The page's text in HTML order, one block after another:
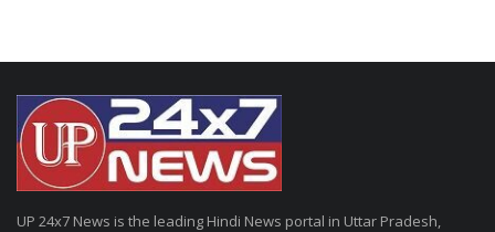
UP 24x7 News is the leading Hindi News portal in Uttar Pradesh,